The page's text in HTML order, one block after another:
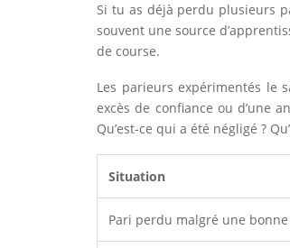
Si tu as déjà perdu plusieurs
souvent une source
de course.
Les parieurs expérimentés le
excès de confiance ou d’une
Qu’est-ce qui a été négligé ?
Situation
Pari perdu malgré une bonne